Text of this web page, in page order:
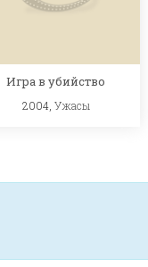
Игра в убийство
2004, Ужасы